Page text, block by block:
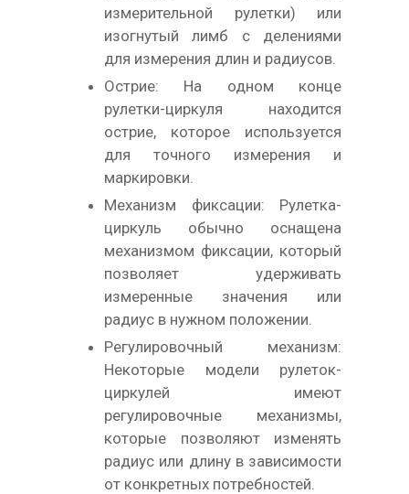
измерительной рулетки) или
изогнутый лимб с делениями
для измерения длин и радиусов.
Острие: На одном конце
рулетки-циркуля находится
острие, которое используется
для точного измерения и
маркировки.
Механизм фиксации: Рулетка-
циркуль обычно оснащена
механизмом фиксации, который
позволяет удерживать
измеренные значения или
радиус в нужном положении.
Регулировочный механизм:
Некоторые модели рулеток-
циркулей имеют
регулировочные механизмы,
которые позволяют изменять
радиус или длину в зависимости
от конкретных потребностей.